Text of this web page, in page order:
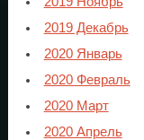
2019 Декабрь
2020 Январь
2020 Февраль
2020 Март
2020 Апрель